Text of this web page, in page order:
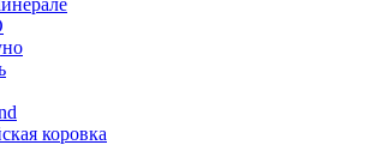
коровка